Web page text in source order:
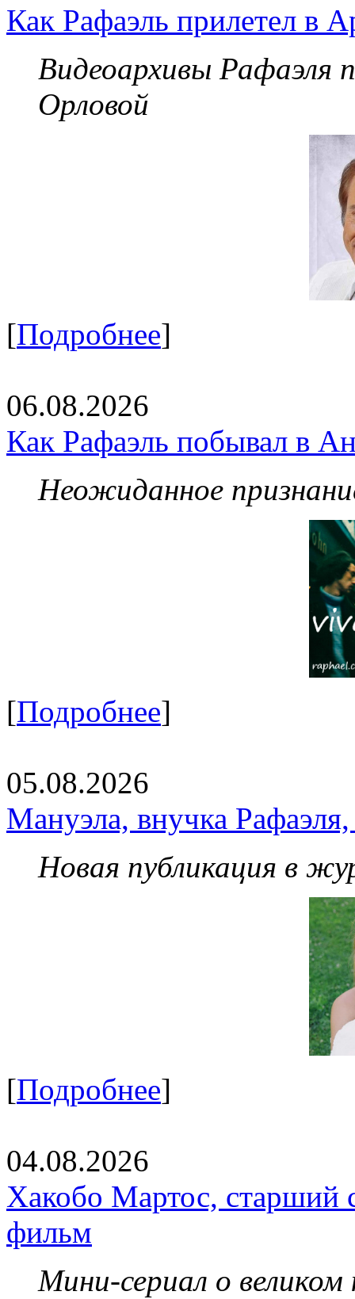
Как Рафаэль прилетел в
Видеоархивы Рафаэля
Орловой
[Подробнее]
06.08.2026
Как Рафаэль побывал в
Неожиданное
[Подробнее]
05.08.2026
Мануэла, внучка
Новая публикация в
[Подробнее]
04.08.2026
Хакобо Мартос, старший
фильм
Мини-сериал о великом